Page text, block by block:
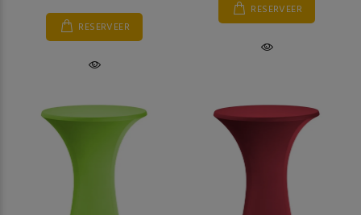
RESERVEER
RESERVEER